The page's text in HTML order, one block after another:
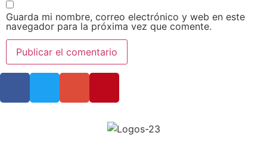
Guarda mi nombre, correo electrónico y web en este
navegador para la próxima vez que comente.